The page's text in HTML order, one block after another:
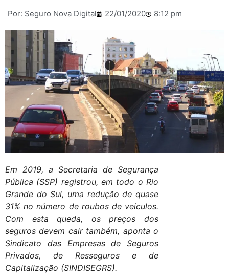
Por: Seguro Nova Digital 22/01/2020 8:12 pm
Em 2019, a Secretaria de Segurança
Pública (SSP) registrou, em todo o Rio
Grande do Sul, uma redução de quase
31% no número de roubos de veículos.
Com esta queda, os preços dos
seguros devem cair também, aponta o
Sindicato das Empresas de Seguros
Privados, de Resseguros e de
Capitalização (SINDISEGRS).